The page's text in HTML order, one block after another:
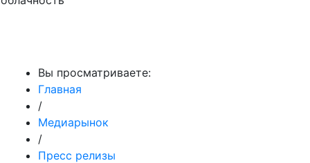
Вы просматриваете:
Главная
/
Медиарынок
/
Пресс релизы